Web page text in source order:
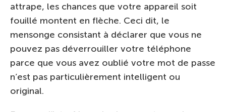
attrape, les chances que votre appareil soit
fouillé montent en flèche. Ceci dit, le
mensonge consistant à déclarer que vous ne
pouvez pas déverrouiller votre téléphone
parce que vous avez oublié votre mot de passe
n’est pas particulièrement intelligent ou
original.